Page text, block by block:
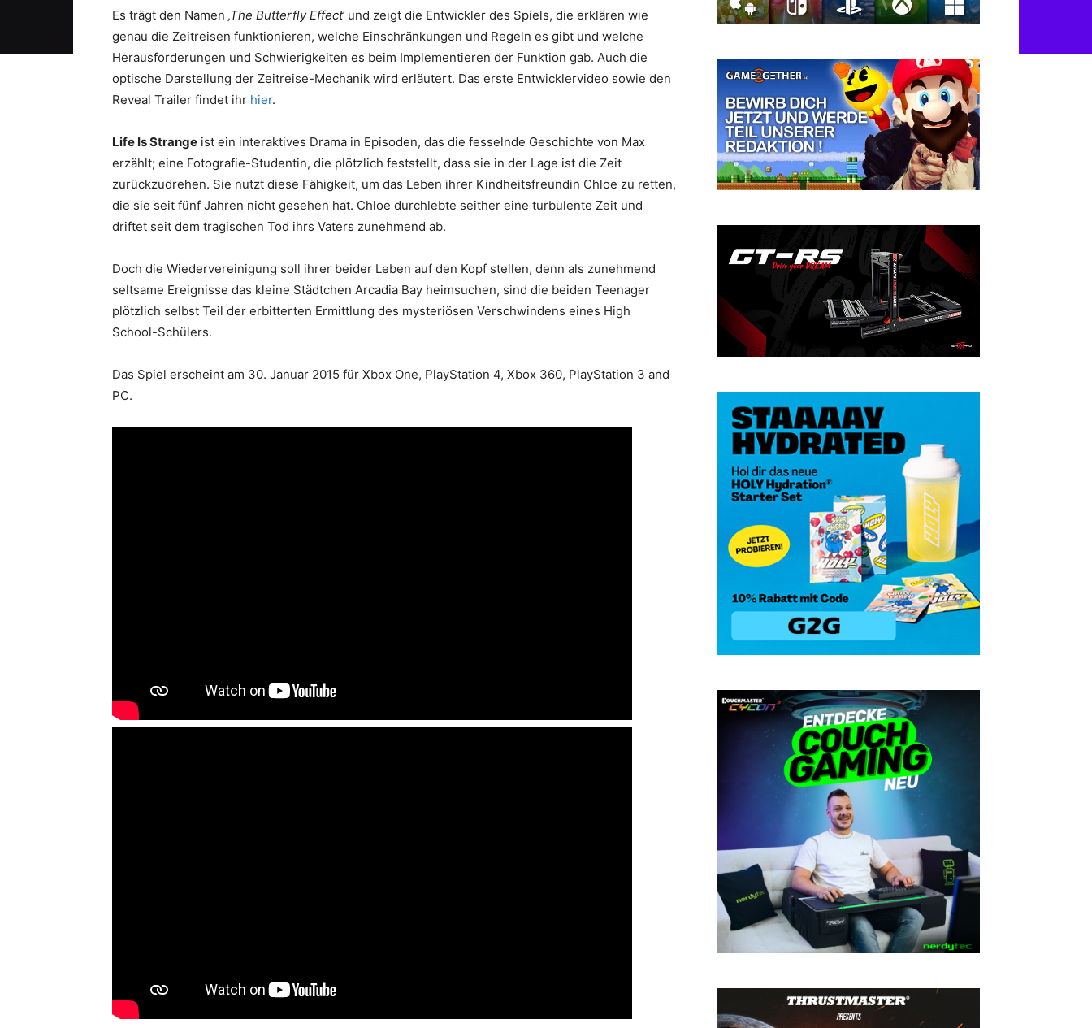
Es trägt den Namen ‚The Butterfly Effect‘und zeigt die Entwickler des Spiels, die erklären wie
genau die Zeitreisen funktionieren, welche Einschränkungen und Regeln es gibt und welche
Herausforderungen und Schwierigkeiten es beim Implementieren der Funktion gab. Auch die
optische Darstellung der Zeitreise-Mechanik wird erläutert. Das erste Entwicklervideo sowie den
Reveal Trailer findet ihr hier.
Life Is Strange ist ein interaktives Drama in Episoden, das die fesselnde Geschichte von Max
erzählt; eine Fotografie-Studentin, die plötzlich feststellt, dass sie in der Lage ist die Zeit
zurückzudrehen. Sie nutzt diese Fähigkeit, um das Leben ihrer Kindheitsfreundin Chloe zu retten,
die sie seit fünf Jahren nicht gesehen hat. Chloe durchlebte seither eine turbulente Zeit und
driftet seit dem tragischen Tod ihrs Vaters zunehmend ab.
Doch die Wiedervereinigung soll ihrer beider Leben auf den Kopf stellen, denn als zunehmend
seltsame Ereignisse das kleine Städtchen Arcadia Bay heimsuchen, sind die beiden Teenager
plötzlich selbst Teil der erbitterten Ermittlung des mysteriösen Verschwindens eines High
School-Schülers.
Das Spiel erscheint am 30. Januar 2015 für Xbox One, PlayStation 4, Xbox 360, PlayStation 3 and
PC.